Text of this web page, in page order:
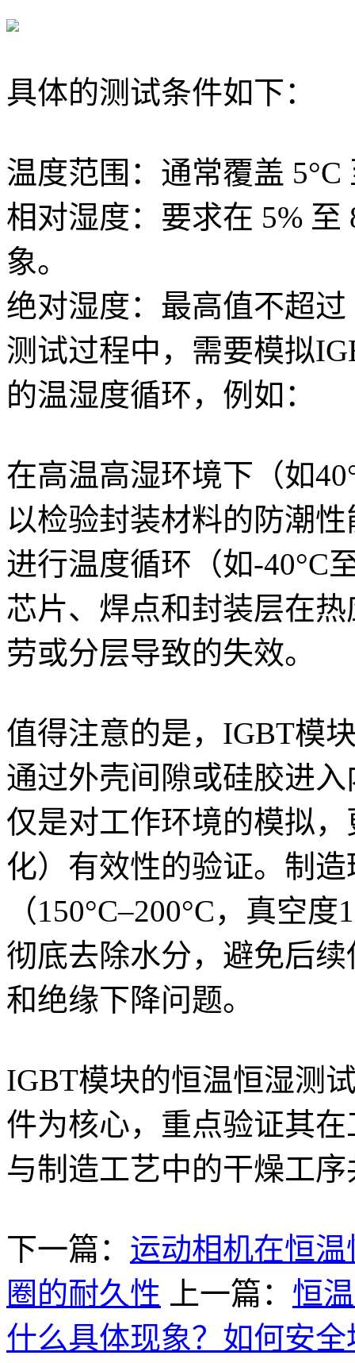
具体的测试条件如下：
温度范围‌：通常覆盖 ‌5°C
相对湿度‌：要求在 ‌5%
象。
绝对湿度‌：最高值不超过
测试过程中，需要模拟
的温湿度循环，例如：
在高温高湿环境下（如
以检验封装材料的防潮
进行温度循环（如-40°C
芯片、焊点和封装层在
劳或分层导致的失效。‌
值得注意的是，IGBT模
通过外壳间隙或硅胶进
仅是对工作环境的模拟
化）有效性的验证。制
（150°C–200°C，真空
彻底去除水分，避免后
和绝缘下降问题。‌
IGBT模块的恒温恒湿测
件‌为核心，重点验证其
与制造工艺中的干燥工
下一篇： 运动相机在恒
圈的耐久性
上一篇： 恒
什么具体现象？如何安